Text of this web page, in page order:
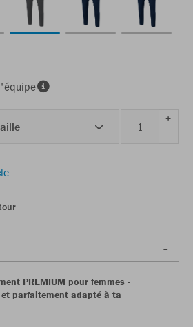
+
-
PREMIUM pour femmes -
parfaitement adapté à ta